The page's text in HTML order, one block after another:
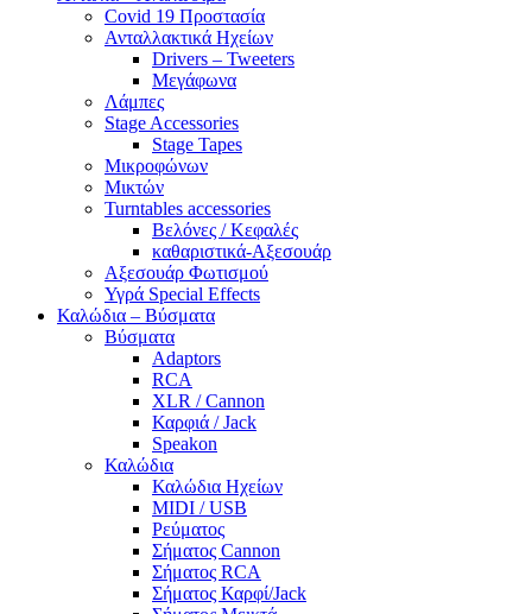
Covid 19 Προστασία
Ανταλλακτικά Ηχείων
Drivers – Tweeters
Μεγάφωνα
Λάμπες
Stage Accessories
Stage Tapes
Μικροφώνων
Μικτών
Turntables accessories
Βελόνες / Κεφαλές
καθαριστικά-Αξεσουάρ
Αξεσουάρ Φωτισμού
Υγρά Special Effects
Καλώδια – Βύσματα
Βύσματα
Adaptors
RCA
XLR / Cannon
Καρφιά / Jack
Speakon
Καλώδια
Καλώδια Ηχείων
MIDI / USB
Ρεύματος
Σήματος Cannon
Σήματος RCA
Σήματος Καρφί/Jack